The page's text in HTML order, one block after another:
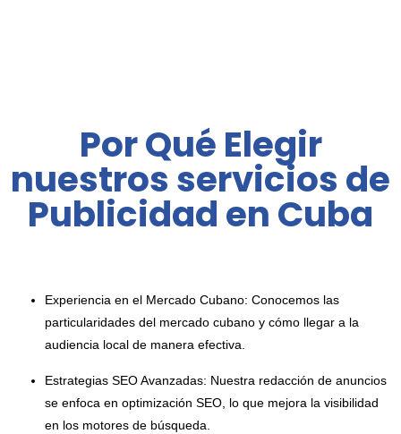
Por Qué Elegir
nuestros servicios de
Publicidad en Cuba
Experiencia en el Mercado Cubano: Conocemos las
particularidades del mercado cubano y cómo llegar a la
audiencia local de manera efectiva.
Estrategias SEO Avanzadas: Nuestra redacción de anuncios
se enfoca en optimización SEO, lo que mejora la visibilidad
en los motores de búsqueda.